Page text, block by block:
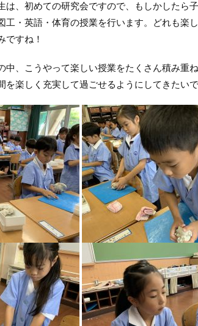
は、初めての研究会ですので、もしかしたら
工・英語・体育の授業を行います。どれも楽
ですね！
、こうやって楽しい授業をたくさん積み重
を楽しく充実して過ごせるようにしてきたい